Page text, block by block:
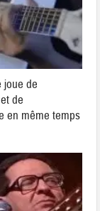
joue de
de
en même temps